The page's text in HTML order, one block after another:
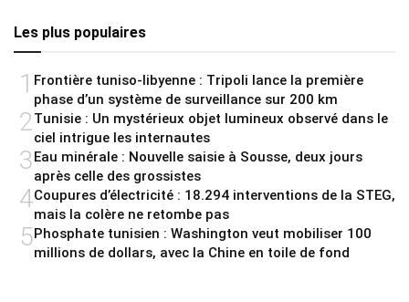
Les plus populaires
1 Frontière tuniso-libyenne : Tripoli lance la première
phase d’un système de surveillance sur 200 km
2Tunisie : Un mystérieux objet lumineux observé dans le
ciel intrigue les internautes
3Eau minérale : Nouvelle saisie à Sousse, deux jours
après celle des grossistes
4Coupures d’électricité : 18.294 interventions de la STEG,
mais la colère ne retombe pas
5Phosphate tunisien : Washington veut mobiliser 100
millions de dollars, avec la Chine en toile de fond